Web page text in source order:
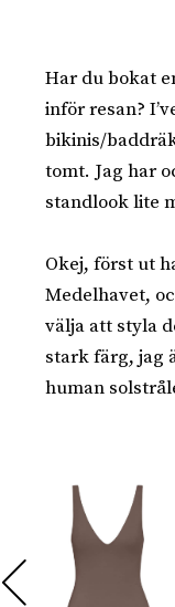
Har du bokat
inför resan?
bikinis/
tomt. Jag har
standlook lite
Okej, först ut
Medelhavet,
välja att styla
stark färg, jag
human